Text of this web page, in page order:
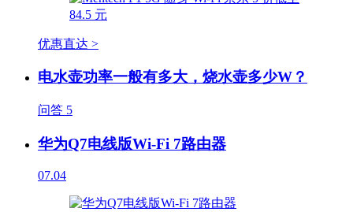
优惠直达 >
电水壶功率一般有多大，烧水壶多少W？
问答 5
华为Q7电线版Wi-Fi 7路由器
07.04